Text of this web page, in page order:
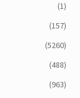
(1)
(157)
(5260)
(488)
(963)